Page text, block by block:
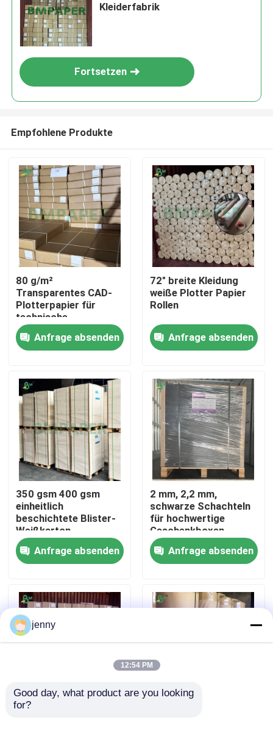
Startseite
Produkte
Über uns
Fabrik Tour
Qualitätskontrolle
Nachrichten
Kleiderfabrik
Fortsetzen
Empfohlene Produkte
80 g/m²
Transparentes CAD-
Plotterpapier für
technische
Zeichnungen
Anfrage absenden
72" breite Kleidung
weiße Plotter Papier
Rollen
Anfrage absenden
350 gsm 400 gsm
einheitlich
beschichtete Blister-
Weißkarton-
Linerkarte
Anfrage absenden
2 mm, 2,2 mm,
schwarze Schachteln
für hochwertige
Geschenkboxen
Anfrage absenden
20lb 2 Zoll 3 Zoll Kern-
jenny
12:54 PM
Good day, what product are you looking
for?